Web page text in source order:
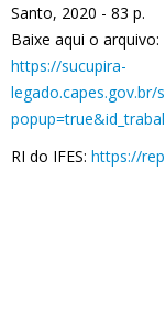
Santo, 2020 - 83 p.
Baixe aqui o arquivo:
https://sucupira-
RI do IFES: https://